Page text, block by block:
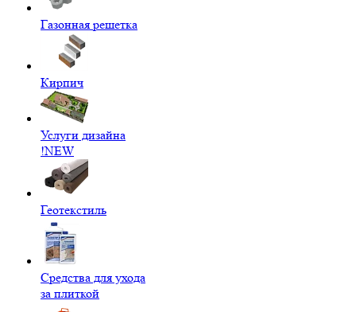
Газонная решетка
Кирпич
Услуги дизайна
!NEW
Геотекстиль
Средства для ухода
за плиткой